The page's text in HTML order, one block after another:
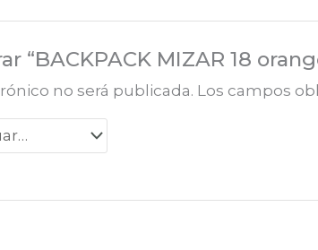
“BACKPACK MIZAR 18
no será publicada. Los campos